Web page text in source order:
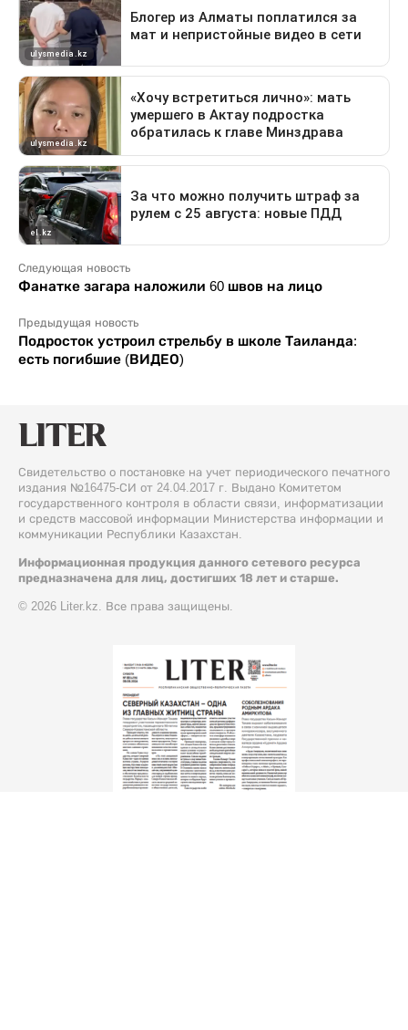
Следующая новость
Фанатке загара наложили 60 швов на лицо
Предыдущая новость
Подросток устроил стрельбу в школе Таиланда:
есть погибшие (ВИДЕО)
Свидетельство о постановке на учет периодического печатного
издания №16475-СИ от 24.04.2017 г. Выдано Комитетом
государственного контроля в области связи, информатизации
и средств массовой информации Министерства информации и
коммуникации Республики Казахстан.
Информационная продукция данного сетевого ресурса
предназначена для лиц, достигших 18 лет и старше.
© 2026 Liter.kz. Все права защищены.